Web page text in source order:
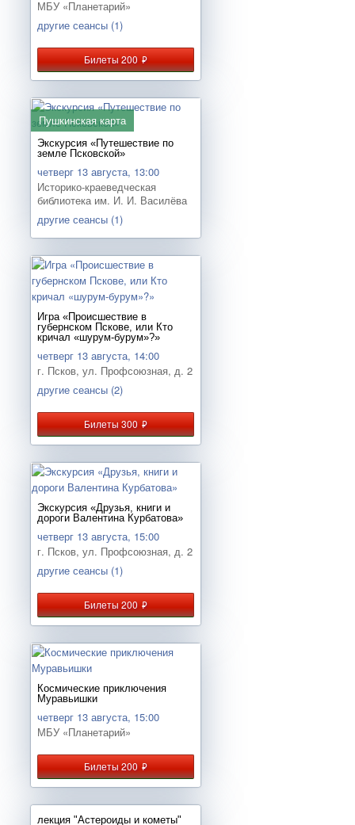
МБУ «Планетарий»
другие сеансы (1)
Билеты 200руб.
Пушкинская карта
Экскурсия «Путешествие по
земле Псковской»
четверг 13 августа, 13:00
Историко-краеведческая
библиотека им. И. И. Василёва
другие сеансы (1)
Игра «Происшествие в
губернском Пскове, или Кто
кричал «шурум-бурум»?»
четверг 13 августа, 14:00
г. Псков, ул. Профсоюзная, д. 2
другие сеансы (2)
Билеты 300руб.
Экскурсия «Друзья, книги и
дороги Валентина Курбатова»
четверг 13 августа, 15:00
г. Псков, ул. Профсоюзная, д. 2
другие сеансы (1)
Билеты 200руб.
Космические приключения
Муравьишки
четверг 13 августа, 15:00
МБУ «Планетарий»
Билеты 200руб.
лекция "Астероиды и кометы"